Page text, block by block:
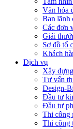
Văn hóa
Ban lãnh
Các đơn
Giải
Sơ đồ tổ
Khách
Dịch vụ
Xây
Tư vấn
Design-
Đầu tư
Đầu tư
Thi công
Thi công